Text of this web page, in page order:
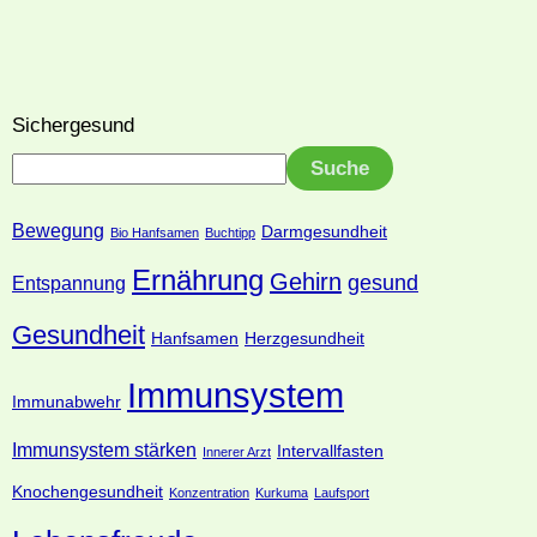
Sichergesund
Suche
Bewegung Bio Hanfsamen Buchtipp Darmgesundheit
Entspannung Ernährung Gehirn gesund
Gesundheit Hanfsamen Herzgesundheit
Immunabwehr Immunsystem
Immunsystem stärken Innerer Arzt Intervallfasten
Knochengesundheit Konzentration Kurkuma Laufsport